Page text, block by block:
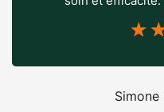
Simone
☆